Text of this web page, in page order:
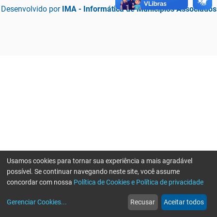
Desenvolvido por IMA - Informática de Municípios Associados
web
Notícias
more_horiz
Mais
Usamos cookies para tornar sua experiência a mais agradável
possível. Se continuar navegando neste site, você assume
concordar com nossa Política de Cookies e Política de privacidade
Gerenciar Cookies... Recusar Aceitar todos
Erro ao enviar informações, por favor tente novamente